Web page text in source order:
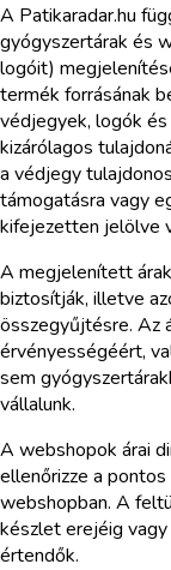
A Patikaradar.hu
gyógyszertárak és
logóit)
termék forrásának
védjegyek, logók
kizárólagos
a védjegy
támogatásra vagy
kifejezetten jelölve
A megjelenített
biztosítják, illetve
összegyűjtésre. Az
érvényességéért,
sem
vállalunk.
A webshopok árai
ellenőrizze a
webshopban. A
készlet erejéig
értendők.